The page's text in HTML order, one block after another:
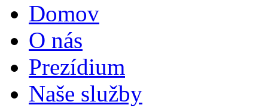
Domov
O nás
Prezídium
Naše služby